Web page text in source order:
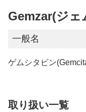
Gemzar(ジェ
一般名
ゲムシタビン
取り扱い一覧